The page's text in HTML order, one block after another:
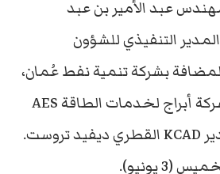
عبد الأمير بن عبد
التنفيذي للشؤون
بشركة تنمية نفط عُمان،
مع المدير العام لشركة أبراج لخدمات الطاقة AES
عبد الله الهادي و مدير KCAD القطري ديفيد تروست.
يونيو).